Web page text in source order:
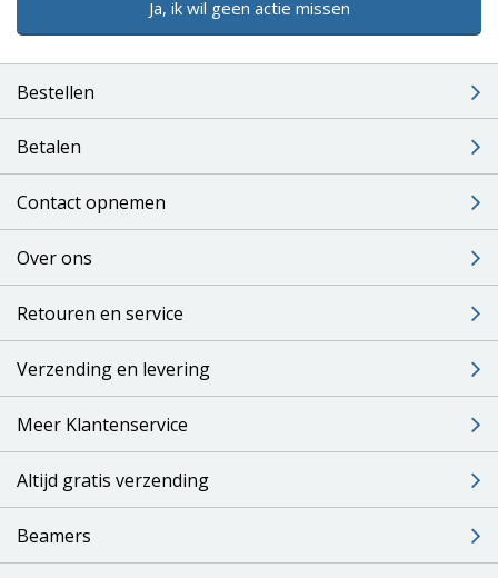
Ja, ik wil geen actie missen
Bestellen
Betalen
Contact opnemen
Over ons
Retouren en service
Verzending en levering
Meer Klantenservice
Altijd gratis verzending
Beamers